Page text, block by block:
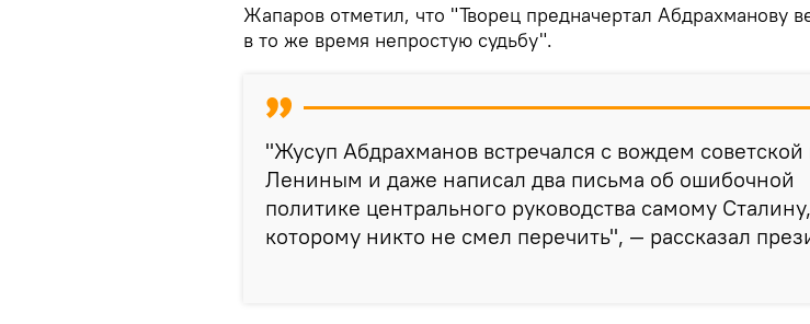
Жапаров отметил, что "Творец предначертал Абдрахманову
в то же время непростую судьбу".
"Жусуп Абдрахманов встречался с вождем советской
Лениным и даже написал два письма об ошибочной
политике центрального руководства самому Сталину,
которому никто не смел перечить", — рассказал